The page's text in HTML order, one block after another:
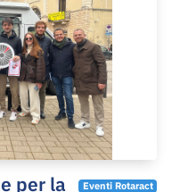
Eventi Rotaract
per la